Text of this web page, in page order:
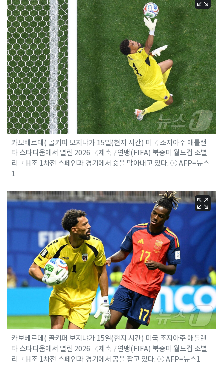
카보베르데( 골키퍼 보지냐가 15일(현지 시간) 미국 조지아주 애틀랜
타 스타디움에서 열린 2026 국제축구연맹(FIFA) 북중미 월드컵 조별
리그 H조 1차전 스페인과 경기에서 슛을 막아내고 있다. ⓒ AFP=뉴스
1
카보베르데( 골키퍼 보지냐가 15일(현지 시간) 미국 조지아주 애틀랜
타 스타디움에서 열린 2026 국제축구연맹(FIFA) 북중미 월드컵 조별
리그 H조 1차전 스페인과 경기에서 공을 잡고 있다. ⓒ AFP=뉴스1